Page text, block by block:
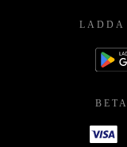
LADDA